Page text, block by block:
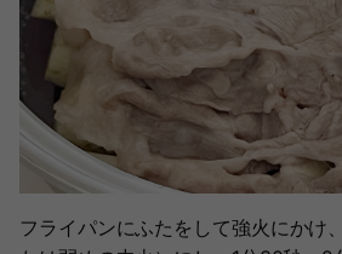
フライパンにふたをして強火にかけ